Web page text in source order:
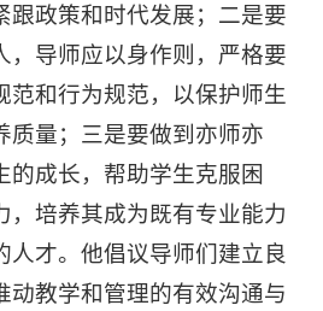
跟政策和时代发展；二是要
，导师应以身作则，严格要
范和行为规范，以保护师生
质量；三是要做到亦师亦
的成长，帮助学生克服困
，培养其成为既有专业能力
人才。他倡议导师们建立良
动教学和管理的有效沟通与